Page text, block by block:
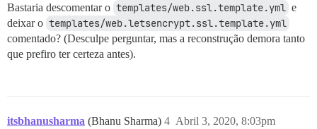
Bastaria descomentar o templates/web.ssl.template.yml e
deixar o templates/web.letsencrypt.ssl.template.yml
comentado? (Desculpe perguntar, mas a reconstrução demora tanto
que prefiro ter certeza antes).
itsbhanusharma (Bhanu Sharma) Abril 3, 2020, 8:03pm
4